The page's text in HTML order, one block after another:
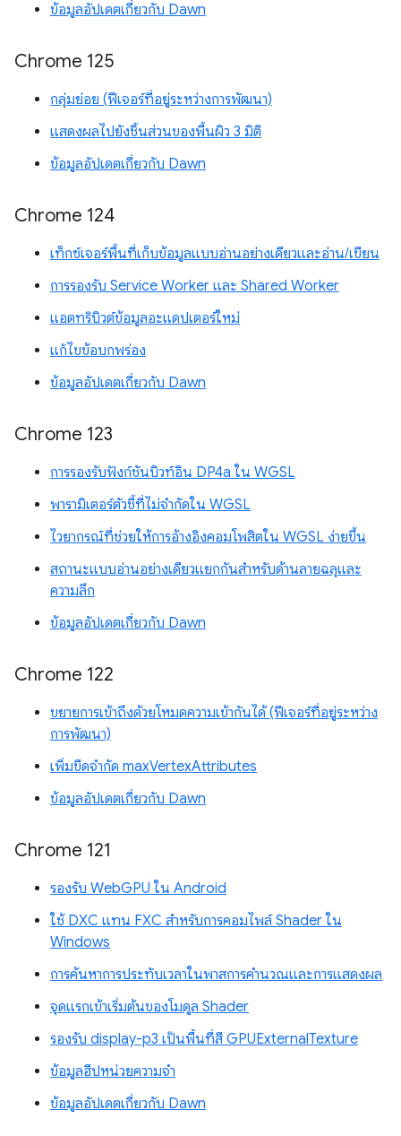
ข้อมูลอัปเดตเกี่ยวกับ Dawn
Chrome 125
กลุ่มย่อย (ฟีเจอร์ที่อยู่ระหว่างการพัฒนา)
แสดงผลไปยังชิ้นส่วนของพื้นผิว 3 มิติ
ข้อมูลอัปเดตเกี่ยวกับ Dawn
Chrome 124
เท็กซ์เจอร์พื้นที่เก็บข้อมูลแบบอ่านอย่างเดียวและอ่าน/เขียน
การรองรับ Service Worker และ Shared Worker
แอตทริบิวต์ข้อมูลอะแดปเตอร์ใหม่
แก้ไขข้อบกพร่อง
ข้อมูลอัปเดตเกี่ยวกับ Dawn
Chrome 123
การรองรับฟังก์ชันบิวท์อิน DP4a ใน WGSL
พารามิเตอร์ตัวชี้ที่ไม่จำกัดใน WGSL
ไวยากรณ์ที่ช่วยให้การอ้างอิงคอมโพสิตใน WGSL ง่ายขึ้น
สถานะแบบอ่านอย่างเดียวแยกกันสำหรับด้านลายฉลุและ
ความลึก
ข้อมูลอัปเดตเกี่ยวกับ Dawn
Chrome 122
ขยายการเข้าถึงด้วยโหมดความเข้ากันได้ (ฟีเจอร์ที่อยู่ระหว่าง
การพัฒนา)
เพิ่มขีดจำกัด maxVertexAttributes
ข้อมูลอัปเดตเกี่ยวกับ Dawn
Chrome 121
รองรับ WebGPU ใน Android
ใช้ DXC แทน FXC สำหรับการคอมไพล์ Shader ใน
Windows
การค้นหาการประทับเวลาในพาสการคำนวณและการแสดงผล
จุดแรกเข้าเริ่มต้นของโมดูล Shader
รองรับ display-p3 เป็นพื้นที่สี GPUExternalTexture
ข้อมูลฮีปหน่วยความจำ
ข้อมูลอัปเดตเกี่ยวกับ Dawn